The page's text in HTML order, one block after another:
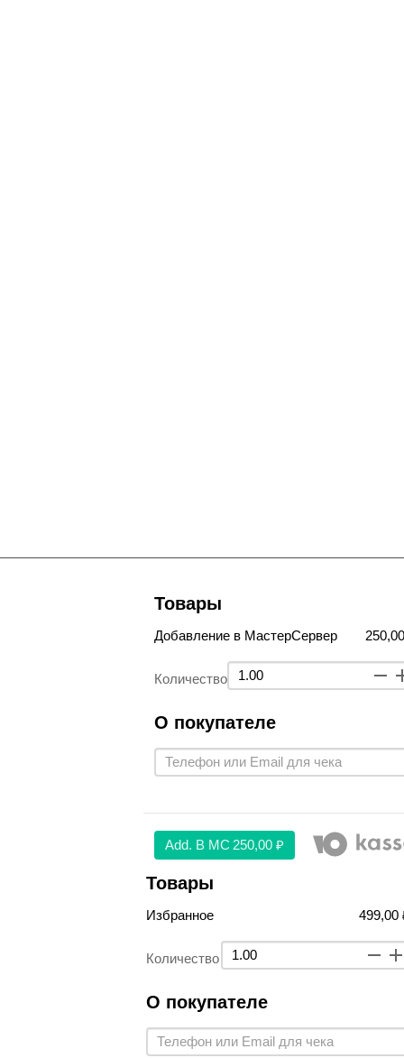
Товары
Добавление в МастерСервер
Количество
О покупателе
Аdd. В МС 250,00 ₽
Товары
Избранное 499,00
Количество
О покупателе